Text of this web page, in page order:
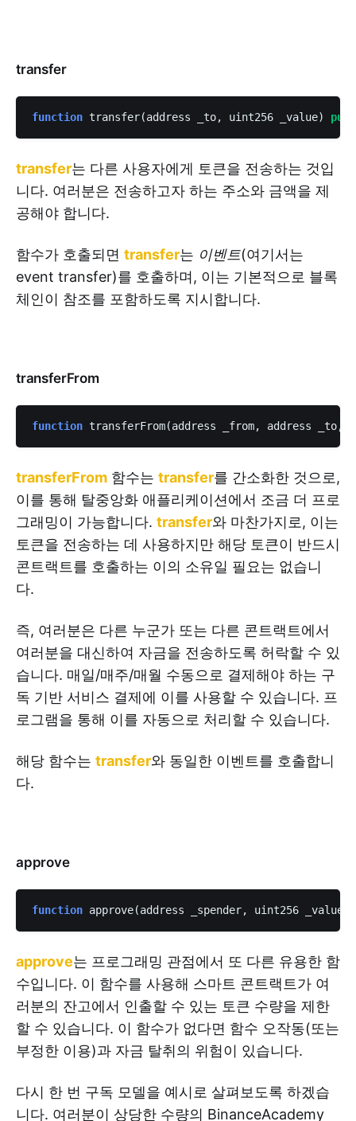
transfer
function transfer(address _to, uint256 _value)
transfer는 다른 사용자에게 토큰을 전송하는 것입
니다. 여러분은 전송하고자 하는 주소와 금액을 제
공해야 합니다.
함수가 호출되면 transfer는 이벤트(여기서는
event transfer)를 호출하며, 이는 기본적으로 블록
체인이 참조를 포함하도록 지시합니다.
transferFrom
function transferFrom(address _from, address _to,
transferFrom 함수는 transfer를 간소화한 것으로,
이를 통해 탈중앙화 애플리케이션에서 조금 더 프로
그래밍이 가능합니다. transfer와 마찬가지로, 이는
토큰을 전송하는 데 사용하지만 해당 토큰이 반드시
콘트랙트를 호출하는 이의 소유일 필요는 없습니
다.
즉, 여러분은 다른 누군가 또는 다른 콘트랙트에서
여러분을 대신하여 자금을 전송하도록 허락할 수 있
습니다. 매일/매주/매월 수동으로 결제해야 하는 구
독 기반 서비스 결제에 이를 사용할 수 있습니다. 프
로그램을 통해 이를 자동으로 처리할 수 있습니다.
해당 함수는 transfer와 동일한 이벤트를 호출합니
다.
approve
function approve(address _spender, uint256 _value)
approve는 프로그래밍 관점에서 또 다른 유용한 함
수입니다. 이 함수를 사용해 스마트 콘트랙트가 여
러분의 잔고에서 인출할 수 있는 토큰 수량을 제한
할 수 있습니다. 이 함수가 없다면 함수 오작동(또는
부정한 이용)과 자금 탈취의 위험이 있습니다.
다시 한 번 구독 모델을 예시로 살펴보도록 하겠습
니다. 여러분이 상당한 수량의 BinanceAcademy